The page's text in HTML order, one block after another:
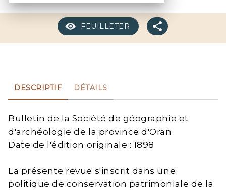
FEUILLETER
DESCRIPTIF DÉTAILS
Bulletin de la Société de géographie et
d'archéologie de la province d'Oran
Date de l'édition originale : 1898
La présente revue s'inscrit dans une
politique de conservation patrimoniale de la